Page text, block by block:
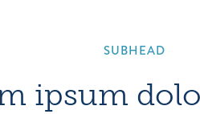
SUBHEAD
ipsum